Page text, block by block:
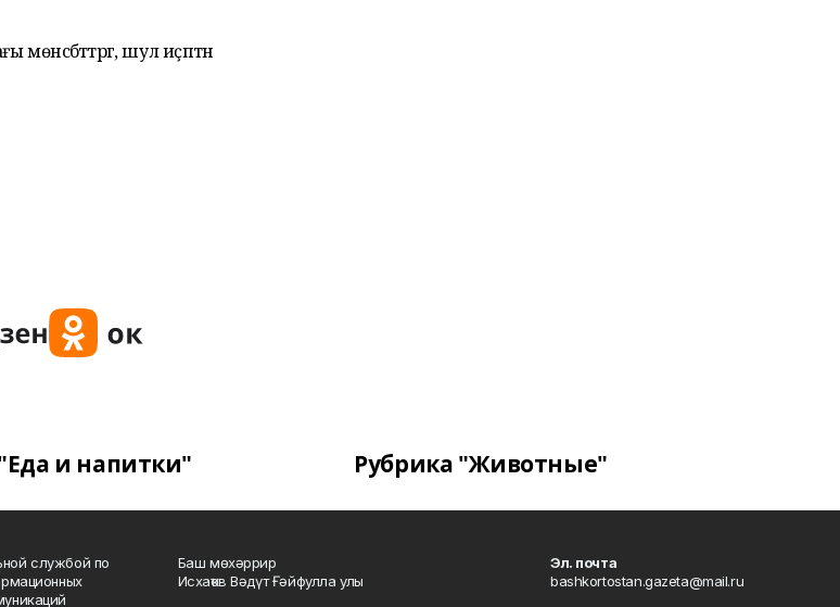
шул иҫәптән
и напитки" Рубрика "Животные"
службой по
Баш мөхәррир
Исхаҡов Вәдүт Ғәйфулла улы
Эл. почта
bashkortostan.gazeta@mail.ru